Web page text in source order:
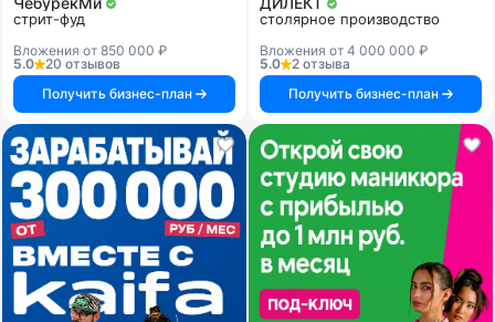
стрит-фуд
Вложения от 850 000 ₽
5.0
20 отзывов
Получить бизнес-план
столярное производство
Вложения от 4 000 000 ₽
5.0
2 отзыва
Получить бизнес-план